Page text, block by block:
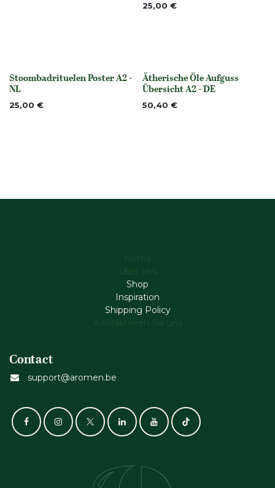
25,00 €
None
Stoombadrituelen Poster A2 -
NL
25,00 €
None
Ätherische Öle Aufguss
Übersicht A2 - DE
50,40 €
Home
Über uns
Shop
Inspiration
Shipping Policy
Kontaktieren Sie uns
Contact
support@aromen.be